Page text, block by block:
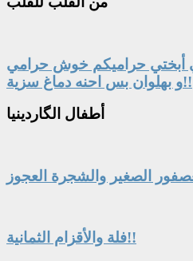
أبختي حراميكم خوش حرامي
و بهلوان بس احنه دماغ سزية!!
أطفال الگاردينيا
الصغير والشجرة العجوز
فلة والأقزام الثمانية!!